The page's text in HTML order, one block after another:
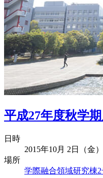
平成27年度秋学
日時
2015年10月 2日（金）
場所
学際融合領域研究棟